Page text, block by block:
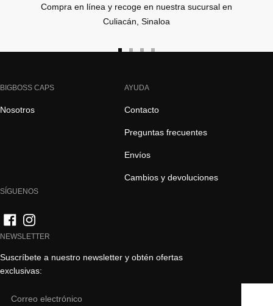
Compra en línea y recoge en nuestra sucursal en
Culiacán, Sinaloa
la la
BIGBOSS CAPS
Nosotros
AYUDA
Contacto
Preguntas frecuentes
Envíos
Cambios y devoluciones
SÍGUENOS
NEWSLETTER
Suscríbete a nuestro newsletter y obtén ofertas
exclusivas: